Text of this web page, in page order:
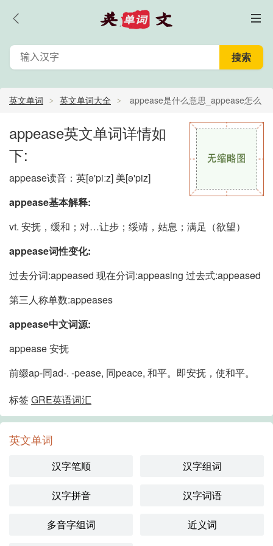
英文单词 英文单词大全 appease是什么意思_appease怎么
读_appease的中文意思,翻译
appease英文单词详情如
下:
appease读音：英[ə'piːz] 美[ə'piz]
appease基本解释:
vt. 安抚，缓和；对…让步；绥靖，姑息；满足（欲望）
appease词性变化:
过去分词:appeased 现在分词:appeasing 过去式:appeased
第三人称单数:appeases
appease中文词源:
appease 安抚
前缀ap-同ad-. -pease, 同peace, 和平。即安抚，使和平。
标签GRE英语词汇
英文单词
汉字笔顺 汉字组词
汉字拼音 汉字词语
多音字组词 近义词